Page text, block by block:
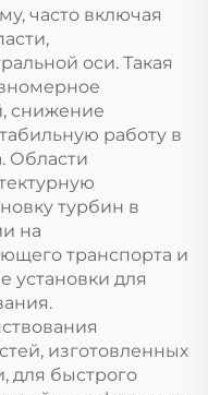
часто включая
оси. Такая
снижение
работу в
Области
турбин в
на
транспорта и
установки для
изготовленных
для быстрого